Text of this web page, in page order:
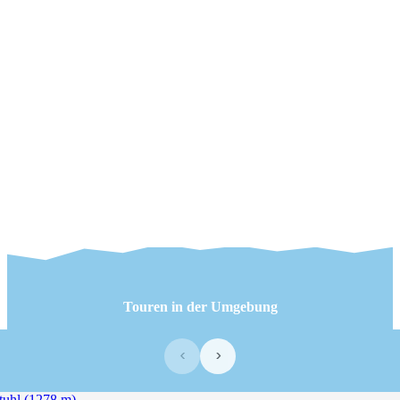
Touren in der Umgebung
‹ ›